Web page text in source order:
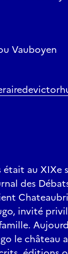
Vauboyen
était au
des
invité
le château